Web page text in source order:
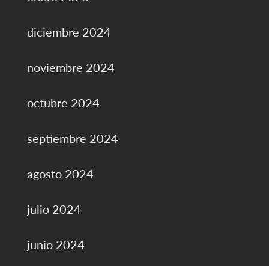
diciembre 2024
noviembre 2024
octubre 2024
septiembre 2024
agosto 2024
julio 2024
junio 2024